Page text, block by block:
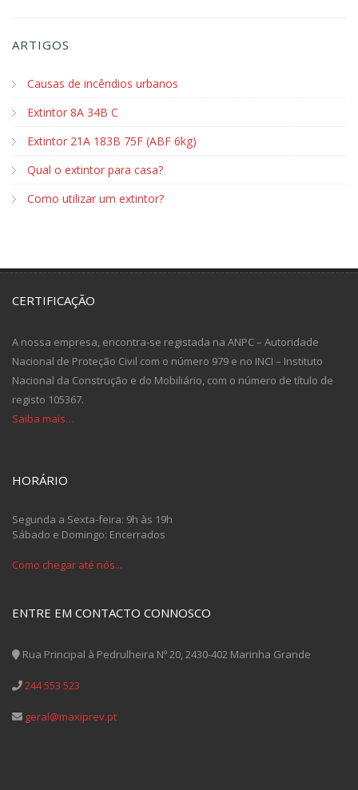
ARTIGOS
Causas de incêndios urbanos
Extintor 8A 34B C
Extintor 21A 183B 75F (ABF 6kg)
Qual o extintor para casa?
Como utilizar um extintor?
CERTIFICAÇÃO
A nossa empresa, encontra-se registada na ANPC – Autoridade
Nacional de Proteção Civil com o número 979 e no INCI – Instituto
Nacional da Construção e do Mobiliário, com o número de título de
registo 105367.
Saiba mais…
HORÁRIO
Segunda a Sexta-feira: 9h às 19h
Sábado e Domingo: Encerrados
Como chegar até nós...
ENTRE EM CONTACTO CONNOSCO
Rua Principal à Pedrulheira Nº 20, 2430-402 Marinha Grande
244 553 523
geral@maxiprev.pt